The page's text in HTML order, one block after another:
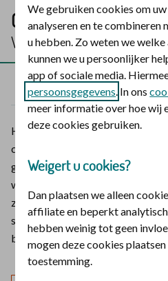
Glij- en rollaken
Vergoeding 2026
2025 2026
Heeft u hulp nodig met uzelf
christelijke zorgverzekeraar
glij- en rollaken. Een glijlaken of
waarmee uw zorgverlener u kan
zorgverlener legt de stof onder
speciale techniek aan het laken
bepaalde kant op.
We gebruiken cookies om
analyseren en te combineren
u hebben. Zo weten we
kunnen we u persoonlijker
app of sociale media.
persoonsgegevens. In ons
meer informatie over hoe wij
deze cookies gebruiken.
Weigert u cookies?
Dan plaatsen we alleen
affiliate en beperkt
hebben weinig tot geen
mogen deze cookies
toestemming.